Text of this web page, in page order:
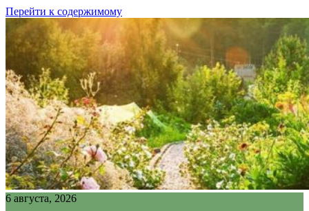
Перейти к содержимому
6 августа, 2026